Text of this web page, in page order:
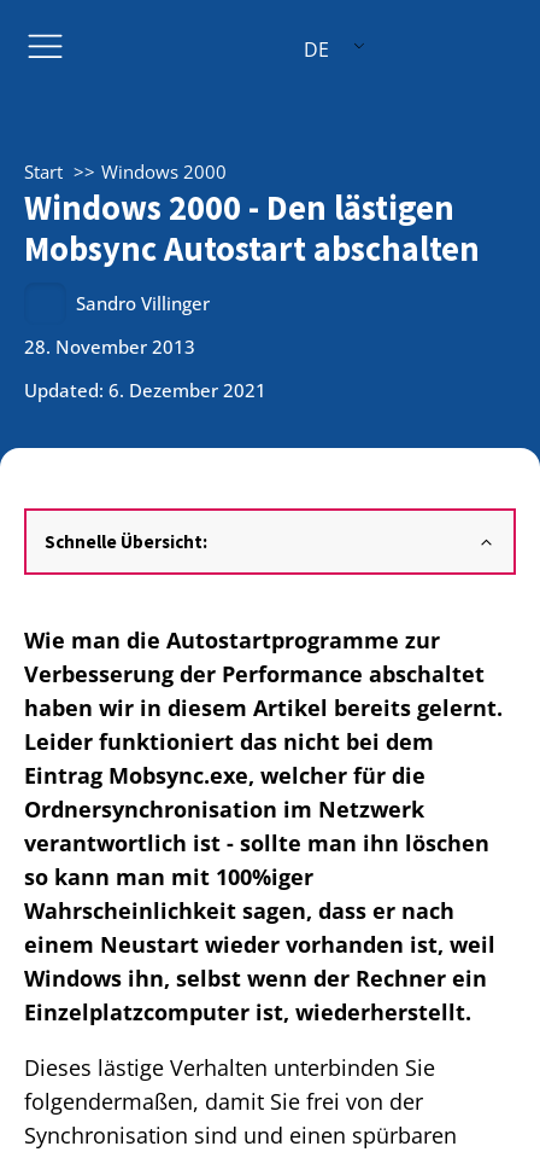
DE
Start Windows 2000
Windows 2000 - Den lästigen
Mobsync Autostart abschalten
Sandro Villinger
28. November 2013
Updated: 6. Dezember 2021
Schnelle Übersicht:
Wie man die Autostartprogramme zur
Verbesserung der Performance abschaltet
haben wir in diesem Artikel bereits gelernt.
Leider funktioniert das nicht bei dem
Eintrag Mobsync.exe, welcher für die
Ordnersynchronisation im Netzwerk
verantwortlich ist - sollte man ihn löschen
so kann man mit 100%iger
Wahrscheinlichkeit sagen, dass er nach
einem Neustart wieder vorhanden ist, weil
Windows ihn, selbst wenn der Rechner ein
Einzelplatzcomputer ist, wiederherstellt.
Dieses lästige Verhalten unterbinden Sie
folgendermaßen, damit Sie frei von der
Synchronisation sind und einen spürbaren